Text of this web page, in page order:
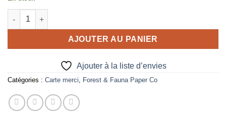
quantité de Carte de remerciement Théière
AJOUTER AU PANIER
Ajouter à la liste d’envies
Catégories : Carte merci, Forest & Fauna Paper Co